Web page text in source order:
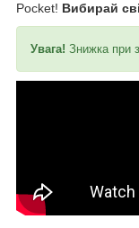
Pocket! Вибирай
Увага! Знижка при